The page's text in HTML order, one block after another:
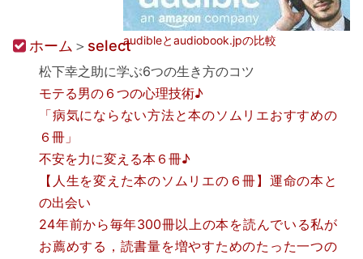
audibleとaudiobook.jpの比較
ホーム ＞ select
松下幸之助に学ぶ6つの生き方のコツ
モテる男の６つの心理技術♪
「病気にならない方法と本のソムリエおすすめの
６冊」
不安を力に変える本６冊♪
【人生を変えた本のソムリエの６冊】運命の本と
の出会い
24年前から毎年300冊以上の本を読んでいる私が
お薦めする，読書量を増やすためのたった一つの